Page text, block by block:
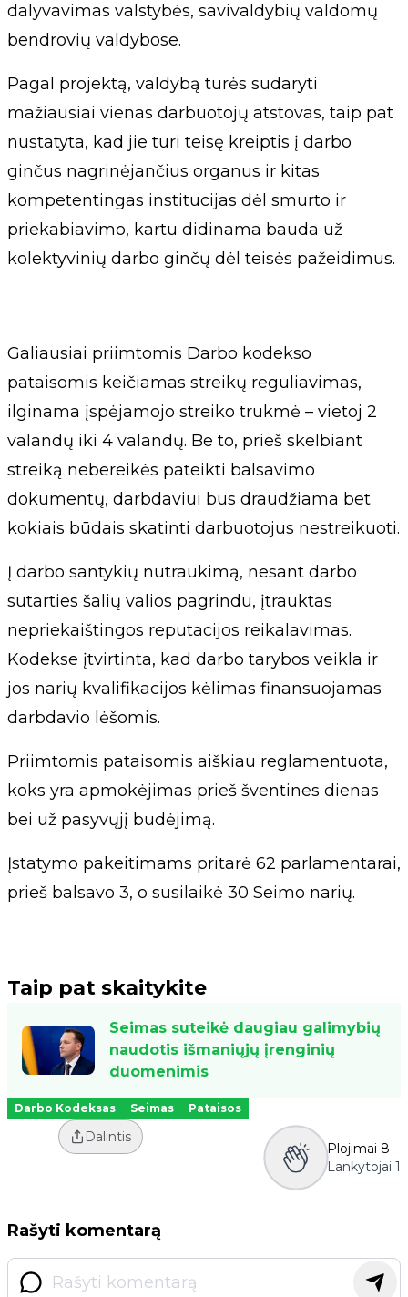
dalyvavimas valstybės, savivaldybių valdomų
bendrovių valdybose.
Pagal projektą, valdybą turės sudaryti
mažiausiai vienas darbuotojų atstovas, taip pat
nustatyta, kad jie turi teisę kreiptis į darbo
ginčus nagrinėjančius organus ir kitas
kompetentingas institucijas dėl smurto ir
priekabiavimo, kartu didinama bauda už
kolektyvinių darbo ginčų dėl teisės pažeidimus.
Galiausiai priimtomis Darbo kodekso
pataisomis keičiamas streikų reguliavimas,
ilginama įspėjamojo streiko trukmė – vietoj 2
valandų iki 4 valandų. Be to, prieš skelbiant
streiką nebereikės pateikti balsavimo
dokumentų, darbdaviui bus draudžiama bet
kokiais būdais skatinti darbuotojus nestreikuoti.
Į darbo santykių nutraukimą, nesant darbo
sutarties šalių valios pagrindu, įtrauktas
nepriekaištingos reputacijos reikalavimas.
Kodekse įtvirtinta, kad darbo tarybos veikla ir
jos narių kvalifikacijos kėlimas finansuojamas
darbdavio lėšomis.
Priimtomis pataisomis aiškiau reglamentuota,
koks yra apmokėjimas prieš šventines dienas
bei už pasyvųjį budėjimą.
Įstatymo pakeitimams pritarė 62 parlamentarai,
prieš balsavo 3, o susilaikė 30 Seimo narių.
Taip pat skaitykite
Seimas suteikė daugiau galimybių
naudotis išmaniųjų įrenginių
duomenimis
Darbo Kodeksas Seimas Pataisos
Dalintis
Plojimai 8
Lankytojai 1
Rašyti komentarą